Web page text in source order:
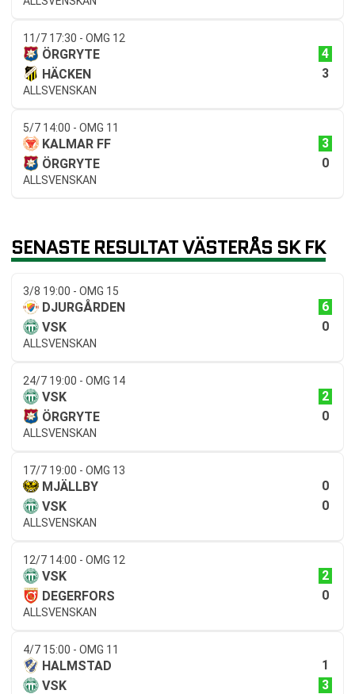
11/7 17:30 - OMG 12
ÖRGRYTE
4
HÄCKEN
3
ALLSVENSKAN
5/7 14:00 - OMG 11
KALMAR FF
3
ÖRGRYTE
0
ALLSVENSKAN
SENASTE RESULTAT VÄSTERÅS SK FK
3/8 19:00 - OMG 15
DJURGÅRDEN
6
VSK
0
ALLSVENSKAN
24/7 19:00 - OMG 14
VSK
2
ÖRGRYTE
0
ALLSVENSKAN
17/7 19:00 - OMG 13
MJÄLLBY
0
VSK
0
ALLSVENSKAN
12/7 14:00 - OMG 12
VSK
2
DEGERFORS
0
ALLSVENSKAN
4/7 15:00 - OMG 11
HALMSTAD
1
VSK
3